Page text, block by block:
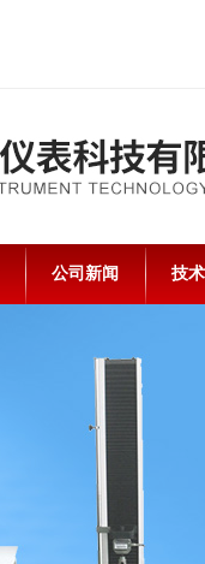
公司新闻 技